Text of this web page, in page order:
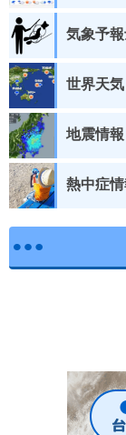
気象予
世界天気
地震情報
熱中症情